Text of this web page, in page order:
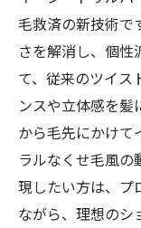
毛救済の新技術で
さを解消し、個性
て、従来のツイス
ンスや立体感を髪
から毛先にかけて
ラルなくせ毛風の
現したい方は、プ
ながら、理想のシ